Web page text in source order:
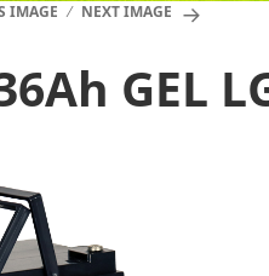
IMAGE NEXT IMAGE
GEL